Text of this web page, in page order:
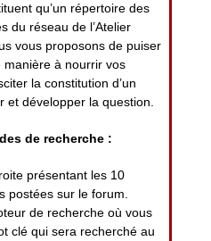
qu’un répertoire des
du réseau de l’Atelier
vous proposons de puiser
à nourrir vos
la constitution d’un
et développer la question.
de recherche :
présentant les 10
postées sur le forum.
de recherche où vous
clé qui sera recherché au